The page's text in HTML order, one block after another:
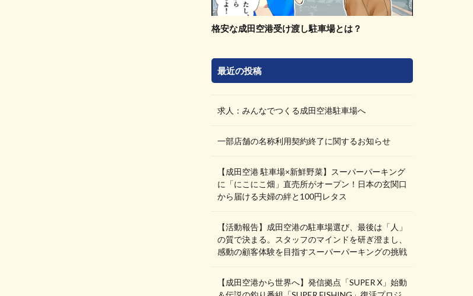
格安な成田空港受け渡し駐車場とは？
最近の投稿
求人：みんなでつくる成田空港駐車場へ
一部店舗の名称利用契約終了に関するお知らせ
【成田空港 駐車場×新鮮野菜】スーパーパーキング
に「にこにこ畑」直売所がオープン！日本の玄関口
から届ける夫婦の絆と100円レタス
【活動報告】成田空港の駐車場選び、最後は「人」
の質で決まる。スタッフのマインドを研ぎ澄まし、
感動の顧客体験を目指すスーパーパーキングの挑戦
【成田空港から世界へ】発信拠点「SUPER X」始動